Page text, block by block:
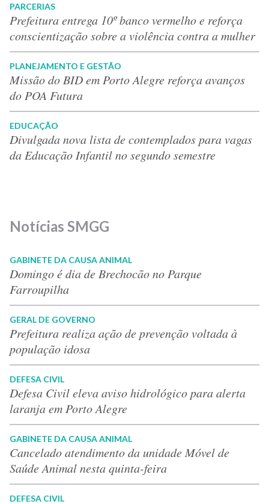
PARCERIAS
Prefeitura entrega 10º banco vermelho e reforça
conscientização sobre a violência contra a mulher
PLANEJAMENTO E GESTÃO
Missão do BID em Porto Alegre reforça avanços
do POA Futura
EDUCAÇÃO
Divulgada nova lista de contemplados para vagas
da Educação Infantil no segundo semestre
Notícias SMGG
GABINETE DA CAUSA ANIMAL
Domingo é dia de Brechocão no Parque
Farroupilha
GERAL DE GOVERNO
Prefeitura realiza ação de prevenção voltada à
população idosa
DEFESA CIVIL
Defesa Civil eleva aviso hidrológico para alerta
laranja em Porto Alegre
GABINETE DA CAUSA ANIMAL
Cancelado atendimento da unidade Móvel de
Saúde Animal nesta quinta-feira
DEFESA CIVIL